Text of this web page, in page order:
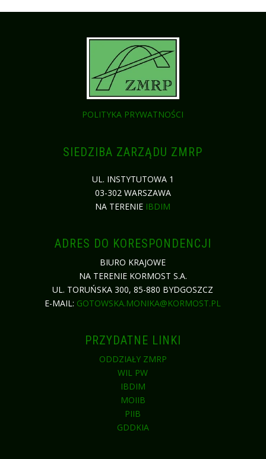
POLITYKA PRYWATNOŚCI
SIEDZIBA ZARZĄDU ZMRP
UL. INSTYTUTOWA 1
03-302 WARSZAWA
NA TERENIE IBDIM
ADRES DO KORESPONDENCJI
BIURO KRAJOWE
NA TERENIE KORMOST S.A.
UL. TORUŃSKA 300, 85-880 BYDGOSZCZ
E-MAIL: GOTOWSKA.MONIKA@KORMOST.PL
PRZYDATNE LINKI
ODDZIAŁY ZMRP
WIL PW
IBDIM
MOIIB
PIIB
GDDKIA